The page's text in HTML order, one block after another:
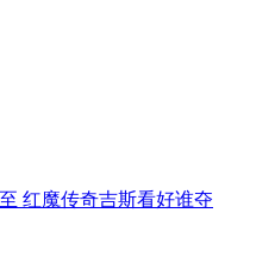
红魔传奇吉斯看好谁夺